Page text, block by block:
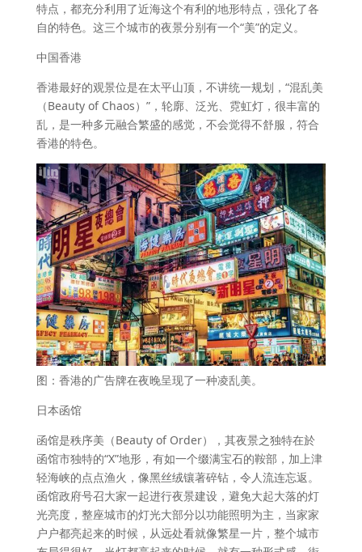
特点，都充分利用了近海这个有利的地形特点，强化了各
自的特色。这三个城市的夜景分别有一个“美”的定义。
中国香港
香港最好的观景位是在太平山顶，不讲统一规划，“混乱美
（Beauty of Chaos）”，轮廓、泛光、霓虹灯，很丰富的
乱，是一种多元融合繁盛的感觉，不会觉得不舒服，符合
香港的特色。
图：香港的广告牌在夜晚呈现了一种凌乱美。
日本函馆
函馆是秩序美（Beauty of Order），其夜景之独特在於
函馆市独特的“X”地形，有如一个缀满宝石的鞍部，加上津
轻海峡的点点渔火，像黑丝绒镶著碎钻，令人流连忘返。
函馆政府号召大家一起进行夜景建设，避免大起大落的灯
光亮度，整座城市的灯光大部分以功能照明为主，当家家
户户都亮起来的时候，从远处看就像繁星一片，整个城市